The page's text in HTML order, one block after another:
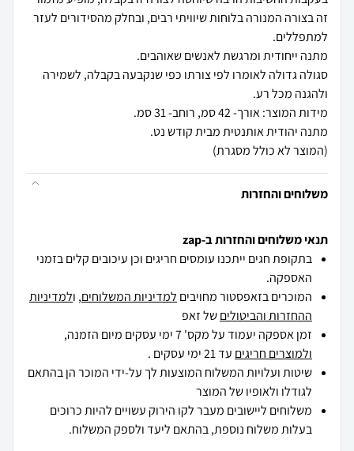
זה בצורה המנורה בלוחות שיוויתי רבים, ובחלק מהסידורים לעזר
סגולה גדולה לאומרו לפי צורתו כפי שנקבעה בקבלה, לשמירה
(המוצר לא כולל מסגרת)
משלוחים והחזרות
תנאי משלוחים והחזרות ב-zap
בתקופת חגים ייתכנו עומסים חריגים וכן עיכובים קלים בזמני
האספקה.
המוכרים בזאפסטור מחויבים למדיניות המשלוחים, ולמדיניות
ההחזרות והביטוליםשל זאפ
זמן אספקה יעמוד על מקס' 7 ימי עסקים מיום הזמנה,
ולמוצרים חריגים עד 21 ימי עסקים .
שיטות ועלויות המשלוח המוצעות לך על-ידי המוכר הן בהתאם
לגודלו ולאופיו של המוצר
משלוחים ליישובים מעבר לקו הירוק עשויים להיות כרוכים
בעלות משלוח נוספת, בהתאם ליעד ולספק המשלוח.